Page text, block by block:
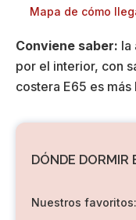
Mapa de cómo
Conviene saber: la
por el interior, con
costera E65 es
DÓNDE DORMIR
Nuestros